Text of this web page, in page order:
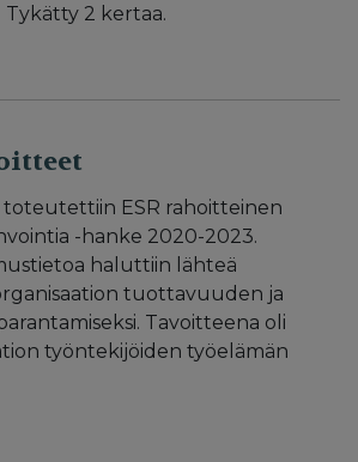
Tykätty 2 kertaa.
toteutettiin ESR rahoitteinen
-hanke 2020-2023.
haluttiin lähteä
tuottavuuden ja
Tavoitteena oli
työntekijöiden työelämän